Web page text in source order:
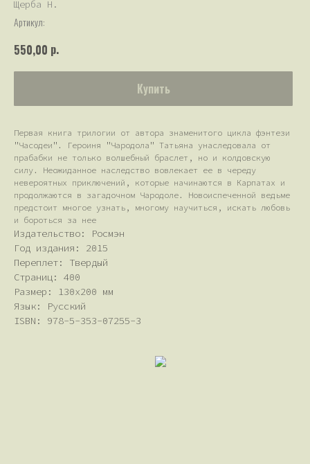
Щерба Н.
Артикул:
550,00 р.
Купить
Первая книга трилогии от автора знаменитого цикла фэнтези
"Часодеи". Героиня "Чародола" Татьяна унаследовала от
прабабки не только волшебный браслет, но и колдовскую
силу. Неожиданное наследство вовлекает ее в череду
невероятных приключений, которые начинаются в Карпатах и
продолжаются в загадочном Чародоле. Новоиспеченной ведьме
предстоит многое узнать, многому научиться, искать любовь
и бороться за нее
Издательство: Росмэн
Год издания: 2015
Переплет: Твердый
Страниц: 400
Размер: 130х200 мм
Язык: Русский
ISBN: 978-5-353-07255-3